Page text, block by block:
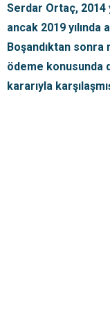
Serdar Ortaç, 2014
ancak 2019 yılında
Boşandıktan
ödeme konusunda
kararıyla